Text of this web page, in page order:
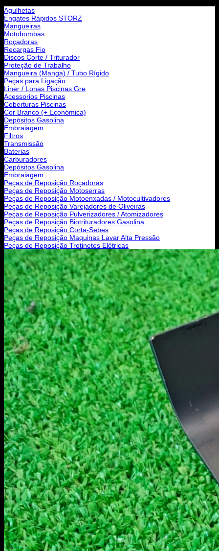
Agulhetas
Engates Rápidos STORZ
Mangueiras
Motobombas
Roçadoras
Recargas Fio
Discos Corte / Triturador
Proteção de Trabalho
Mangueira (Manga) / Tubo Rígido
Peças para Ligação
Liner / Lonas Piscinas Gre
Acessorios Piscinas
Coberturas Piscinas
Cor Branco (+ Económica)
Depósitos Gasolina
Embraiagem
Filtros
Transmissão
Baterias
Carburadores
Depósitos Gasolina
Embraiagem
Peças de Reposição Roçadoras
Peças de Reposição Motoserras
Peças de Reposição Motoenxadas / Motocultivadores
Peças de Reposição Varejadores de Oliveiras
Peças de Reposição Pulverizadores / Atomizadores
Peças de Reposição Biotrituradores Gasolina
Peças de Reposição Corta-Sebes
Peças de Reposição Maquinas Lavar Alta Pressão
Peças de Reposição Trotinetes Elétricas